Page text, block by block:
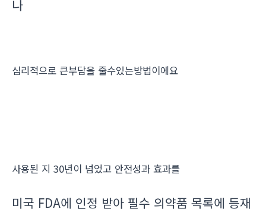
나
심리적으로 큰부담을 줄수있는방법이에요
사용된 지 30년이 넘었고 안전성과 효과를
미국 FDA에 인정 받아 필수 의약품 목록에 등재